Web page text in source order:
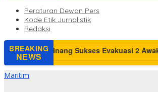
Peraturan Dewan Pers
Kode Etik Jurnalistik
Redaksi
BREAKING
NEWS
Maritim